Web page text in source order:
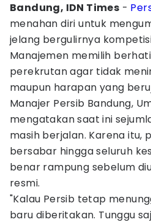
Bandung, IDN Times -
menahan diri untuk
jelang bergulirnya
Manajemen memilih
perekrutan agar tidak
maupun harapan yang
Manajer Persib Bandung,
mengatakan saat ini
masih berjalan. Karena itu,
bersabar hingga seluruh
benar rampung sebelum
resmi.
"Kalau Persib tetap
baru diberitakan. Tunggu